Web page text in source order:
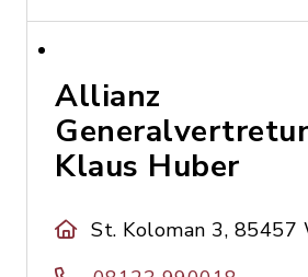
Allianz
Klaus Huber
St. Koloman 3, 85457